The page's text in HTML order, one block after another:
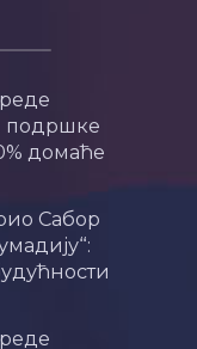
подршке
домаће
Сабор